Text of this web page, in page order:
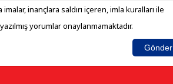
inançlara saldırı içeren, imla kuralları ile
yorumlar onaylanmamaktadır.
Gönder